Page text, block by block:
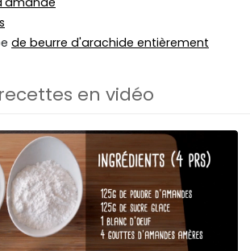
de beurre d'arachide entièrement
en vidéo